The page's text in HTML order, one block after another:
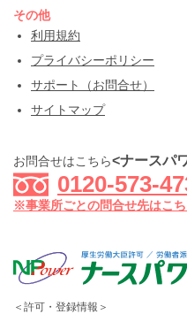
その他
利用規約
プライバシーポリシー
サポート（お問合せ）
サイトマップ
お問合せはこちら<ナースパ
0120-573-
※事業所ごとの問合せ先はこ
＜許可・登録情報＞